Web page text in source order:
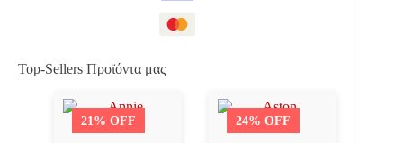
Top-Sellers Προϊόντα μας
21% OFF 24% OFF